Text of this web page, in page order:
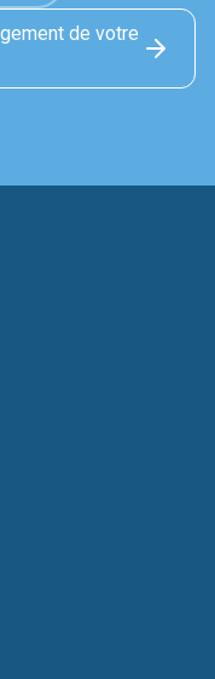
de votre